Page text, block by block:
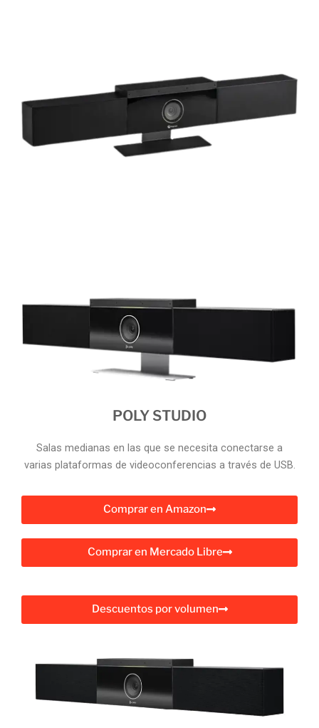
POLY STUDIO
Salas medianas en las que se necesita conectarse a
varias plataformas de videoconferencias a través de USB.
Comprar en Amazon
Comprar en Mercado Libre
Descuentos por volumen